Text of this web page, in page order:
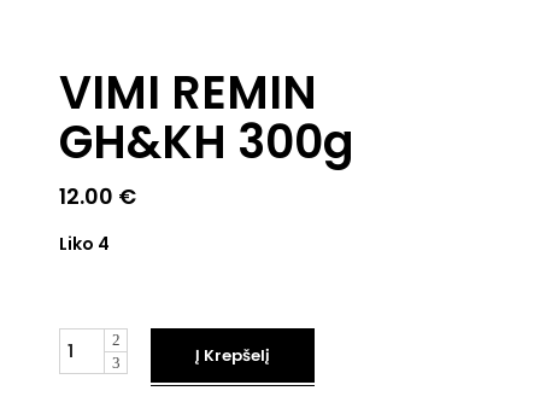
VIMI REMIN
GH&KH 300g
12.00 €
Liko 4
Kiekis
Į Krepšelį